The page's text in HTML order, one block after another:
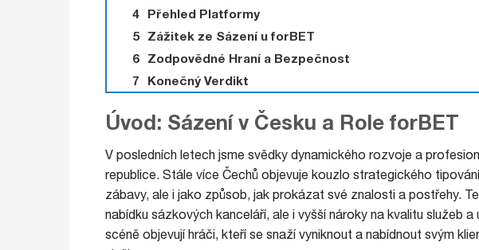
Přehled Platformy
Zážitek ze Sázení u forBET
Zodpovědné Hraní a Bezpečnost
Konečný Verdikt
Úvod: Sázení v Česku a Role forBET
V posledních letech jsme svědky dynamického rozvoje a
republice. Stále více Čechů objevuje kouzlo strategického
zábavy, ale i jako způsob, jak prokázat své znalosti a postřehy.
nabídku sázkových kanceláří, ale i vyšší nároky na kvalitu služeb
scéně objevují hráči, kteří se snaží vyniknout a nabídnout svým